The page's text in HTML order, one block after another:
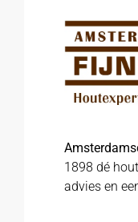
1898 dé
advies en